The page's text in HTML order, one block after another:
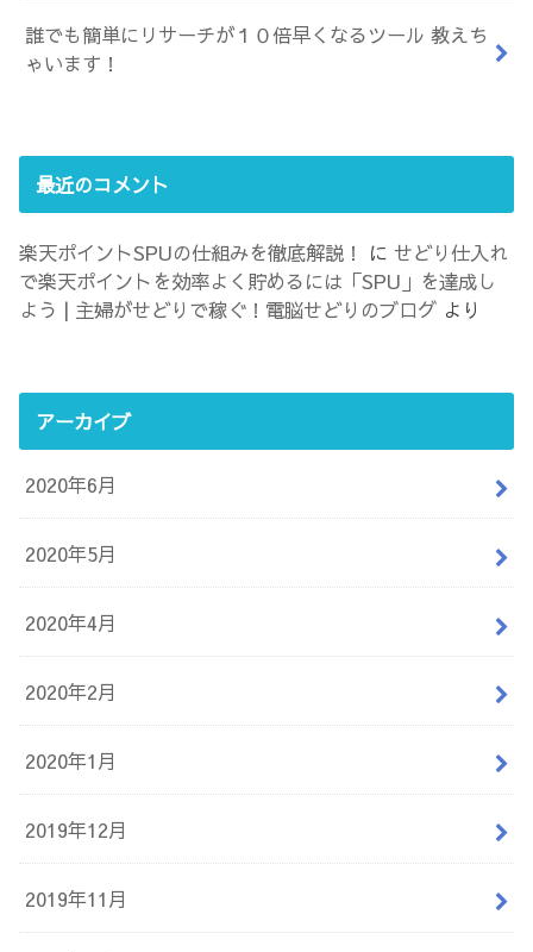
誰でも簡単にリサーチが１０倍早くなるツール 教えち
ゃいます！
最近のコメント
楽天ポイントSPUの仕組みを徹底解説！ にせどり仕入れ
で楽天ポイントを効率よく貯めるには「SPU」を達成し
よう | 主婦がせどりで稼ぐ！電脳せどりのブログ より
アーカイブ
2020年6月
2020年5月
2020年4月
2020年2月
2020年1月
2019年12月
2019年11月